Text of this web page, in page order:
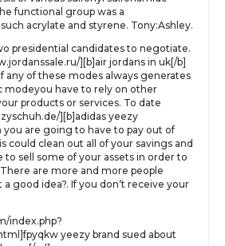
functional group was a
acrylate and styrene. Tony:Ashley.
presidential candidates to negotiate.
][b]air jordans in uk[/b]
any of these modes always generates
modeyou have to rely on other
products or services. To date
][b]adidas yeezy
are going to have to pay out of
could clean out all of your savings and
sell some of your assets in order to
are more and more people
good idea?. If you don’t receive your
index.php?
yeezy brand sued about